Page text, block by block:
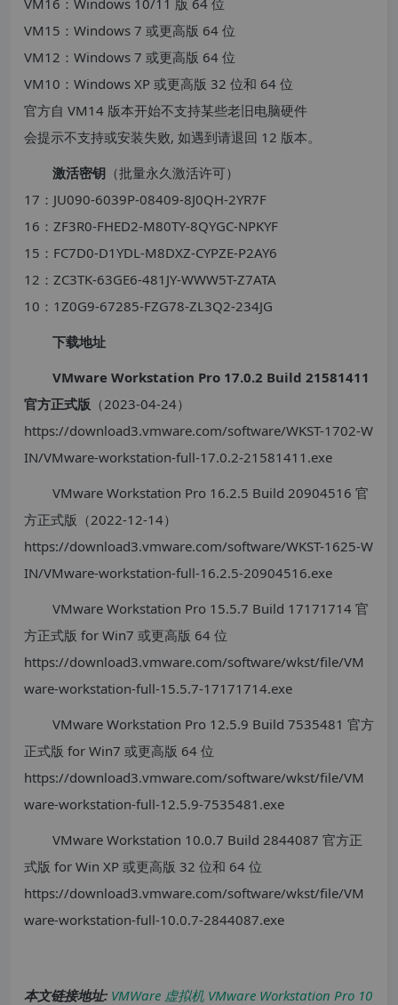
VM15：Windows 7 或更高版 64 位
VM12：Windows 7 或更高版 64 位
VM10：Windows XP 或更高版 32 位和 64 位
官方自 VM14 版本开始不支持某些老旧电脑硬件
会提示不支持或安装失败, 如遇到请退回 12 版本。
激活密钥 （批量永久激活许可）
17：JU090-6039P-08409-8J0QH-2YR7F
16：ZF3R0-FHED2-M80TY-8QYGC-NPKYF
15：FC7D0-D1YDL-M8DXZ-CYPZE-P2AY6
12：ZC3TK-63GE6-481JY-WWW5T-Z7ATA
10：1Z0G9-67285-FZG78-ZL3Q2-234JG
下载地址
VMware Workstation Pro 17.0.2 Build 21581411
官方正式版 （2023-04-24）
https://download3.vmware.com/software/WKST-1702-W
IN/VMware-workstation-full-17.0.2-21581411.exe
VMware Workstation Pro 16.2.5 Build 20904516 官
方正式版（2022-12-14）
https://download3.vmware.com/software/WKST-1625-W
IN/VMware-workstation-full-16.2.5-20904516.exe
VMware Workstation Pro 15.5.7 Build 17171714 官
方正式版 for Win7 或更高版 64 位
https://download3.vmware.com/software/wkst/file/VM
ware-workstation-full-15.5.7-17171714.exe
VMware Workstation Pro 12.5.9 Build 7535481 官方
正式版 for Win7 或更高版 64 位
https://download3.vmware.com/software/wkst/file/VM
ware-workstation-full-12.5.9-7535481.exe
VMware Workstation 10.0.7 Build 2844087 官方正
式版 for Win XP 或更高版 32 位和 64 位
https://download3.vmware.com/software/wkst/file/VM
ware-workstation-full-10.0.7-2844087.exe
本文链接地址: VMWare 虚拟机 VMware Workstation Pro 10